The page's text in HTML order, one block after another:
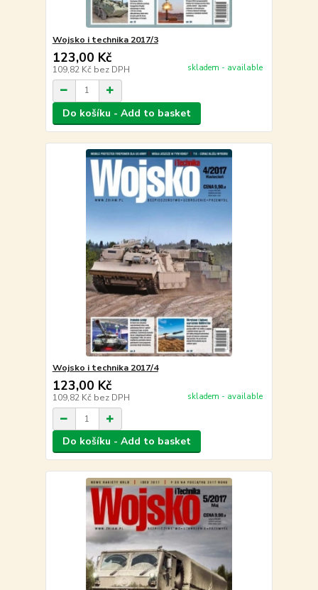
Wojsko i technika 2017/3
123,00 Kč
109,82 Kč bez DPH skladem - available
Do košíku - Add to basket
Wojsko i technika 2017/4
123,00 Kč
109,82 Kč bez DPH skladem - available
Do košíku - Add to basket